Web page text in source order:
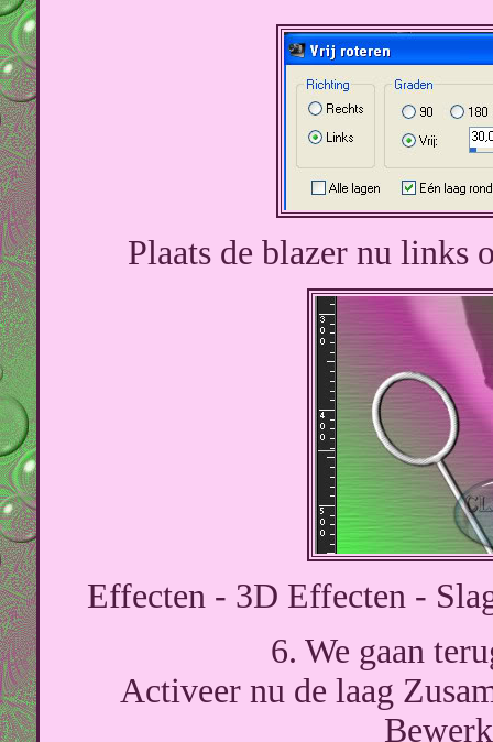
Plaats de blazer nu links
Effecten - 3D Effecten -
6. We gaan
Activeer nu de laag